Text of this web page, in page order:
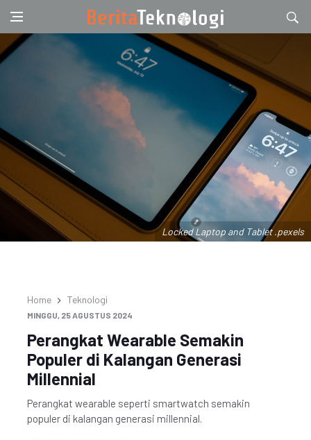
Locked Laptop and Tablet .pexels
Home Teknologi
MINGGU, 25 AGUSTUS 2024
Perangkat Wearable Semakin
Populer di Kalangan Generasi
Millennial
Perangkat wearable seperti smartwatch semakin
populer di kalangan generasi millennial.